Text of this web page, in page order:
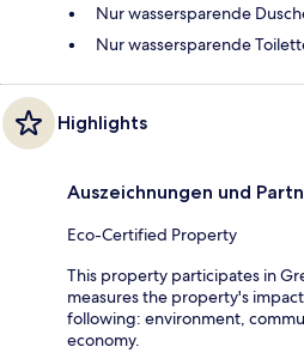
Nur wassersparende
Nur wassersparende
Highlights
Auszeichnungen und
Eco-Certified Property
This property participates in
measures the property's
following: environment,
economy.